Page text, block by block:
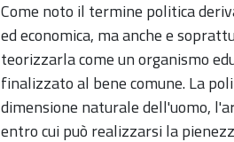
Come noto il termine politica
ed economica, ma anche e
teorizzarla come un organismo
finalizzato al bene comune. La
dimensione naturale dell'uomo,
entro cui può realizzarsi la